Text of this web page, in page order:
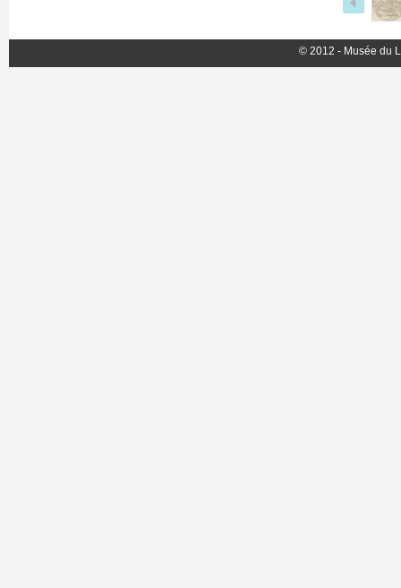
© 2012 - Musée du